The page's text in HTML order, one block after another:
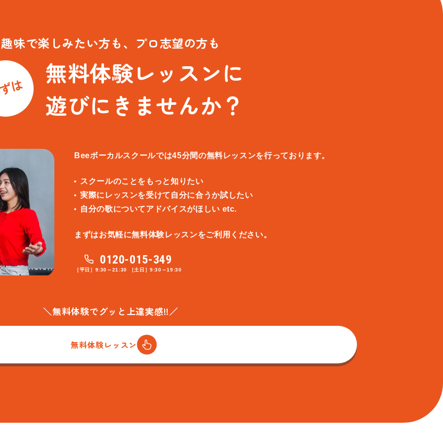
趣味で楽しみたい方も、 プロ志望の方も
は
無料体験レッスンに
遊びにきませんか？
Beeボーカルスクールでは45分間の無料レッスンを行っております。
スクールのことをもっと知りたい
実際にレッスンを受けて自分に合うか試したい
自分の歌についてアドバイスがほしい etc.
まずはお気軽に無料体験レッスンをご利用ください。
0120-015-349
［平日］9:30～21:30 ［土日］9:30～19:30
＼無料体験でグッと上達実感!!／
無料体験レッスン